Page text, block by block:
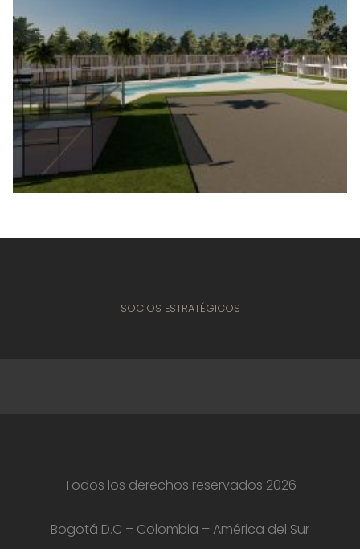
SOCIOS ESTRATÉGICOS
Todos los derechos reservados 2026
Bogotá D.C – Colombia – América del Sur